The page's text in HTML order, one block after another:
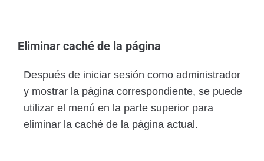
Eliminar caché de la página
Después de iniciar sesión como administrador
y mostrar la página correspondiente, se puede
utilizar el menú en la parte superior para
eliminar la caché de la página actual.